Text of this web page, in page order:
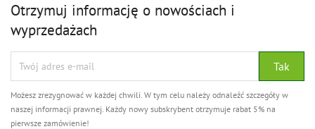
Otrzymuj informację o nowościach i
wyprzedażach
Możesz zrezygnować w każdej chwili. W tym celu należy odnaleźć szczegóły w
naszej informacji prawnej. Każdy nowy subskrybent otrzymuje rabat 5% na
pierwsze zamówienie!